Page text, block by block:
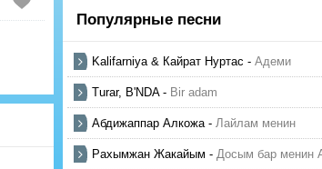
Популярные песни
Kalifarniya & Кайрат Нуртас - Адеми
Turar, B'NDA- Bir adam
Абдижаппар Алкожа- Лайлам менин
Рахымжан Жакайым - Досым бар менин